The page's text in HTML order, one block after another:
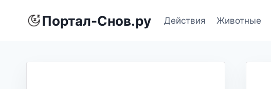
Портал-Снов.ру Действия Животные